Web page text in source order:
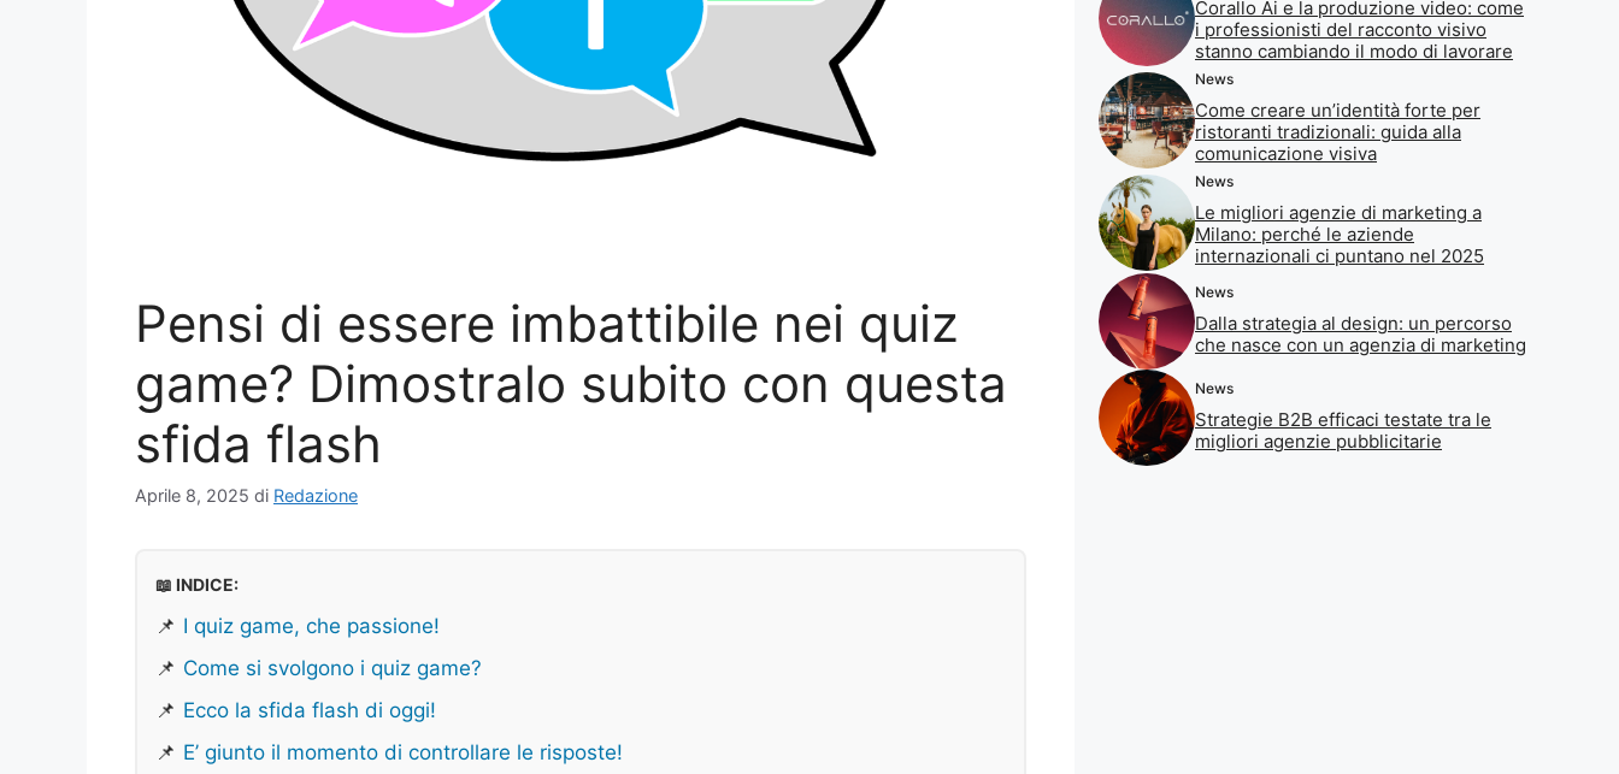
Pensi di essere imbattibile nei quiz
game? Dimostralo subito con questa
sfida flash
Aprile 8, 2025 di Redazione
📖 INDICE:
📌 I quiz game, che passione!
📌 Come si svolgono i quiz game?
📌 Ecco la sfida flash di oggi!
📌 E’ giunto il momento di controllare le risposte!
Corallo Ai e la produzione video: come
i professionisti del racconto visivo
stanno cambiando il modo di lavorare
News
Come creare un’identità forte per
ristoranti tradizionali: guida alla
comunicazione visiva
News
Le migliori agenzie di marketing a
Milano: perché le aziende
internazionali ci puntano nel 2025
News
Dalla strategia al design: un percorso
che nasce con un agenzia di marketing
News
Strategie B2B efficaci testate tra le
migliori agenzie pubblicitarie